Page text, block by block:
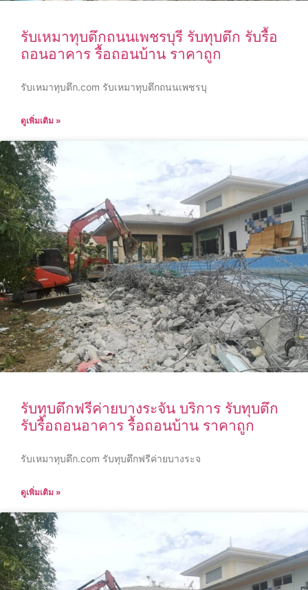
รับเหมาทุบตึกถนนเพชรบุรี รับทุบตึก รับรื้อ
ถอนอาคาร รื้อถอนบ้าน ราคาถูก
รับเหมาทุบตึก.com รับเหมาทุบตึกถนนเพชรบุ
ดูเพิ่มเติม »
รับทุบตึกฟรีค่ายบางระจัน บริการ รับทุบตึก
รับรื้อถอนอาคาร รื้อถอนบ้าน ราคาถูก
รับเหมาทุบตึก.com รับทุบตึกฟรีค่ายบางระจ
ดูเพิ่มเติม »